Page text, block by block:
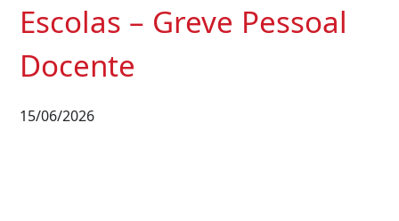
Escolas – Greve Pessoal
Docente
15/06/2026